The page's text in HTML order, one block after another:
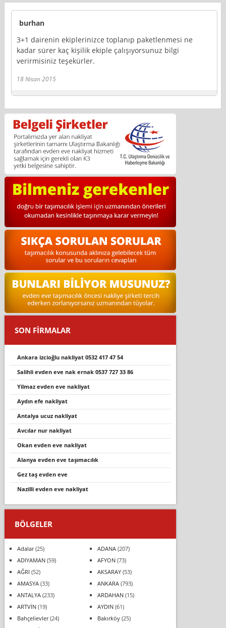
burhan
3+1 dairenin ekiplerinizce toplanıp paketlenmesi ne
kadar sürer kaç kişilik ekiple çalışıyorsunuz bilgi
verirmisiniz teşekürler.
18 Nisan 2015
SON FİRMALAR
ankara i̇zci̇oğlu nakli̇yat 0532 417 47 54
sali̇hli̇ evden eve nak ernak 0537 727 33 86
yilmaz evden eve nakliyat
aydın efe nakliyat
antalya ucuz nakliyat
avcilar nur nakli̇yat
okan evden eve nakliyat
alanya evden eve taşımacılık
gez taş evden eve
nazilli evden eve nakliyat
BÖLGELER
Adalar(25) ADANA(207)
ADIYAMAN(59) AFYON(73)
AĞRI (52) AKSARAY(53)
AMASYA(33) ANKARA(793)
ANTALYA(233) ARDAHAN(15)
ARTVİN(19) AYDIN(61)
Bahçelievler(24) Bakırköy(25)